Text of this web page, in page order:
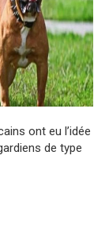
ont eu l’idée
de type